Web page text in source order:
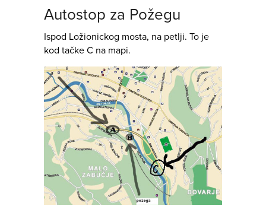
Autostop za Požegu
Ispod Ložionickog mosta, na petlji. To je
kod tačke C na mapi.